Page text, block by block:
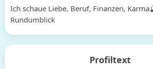
Ich schaue Liebe, Beruf, Finanzen,
Rundumblick
Profiltext